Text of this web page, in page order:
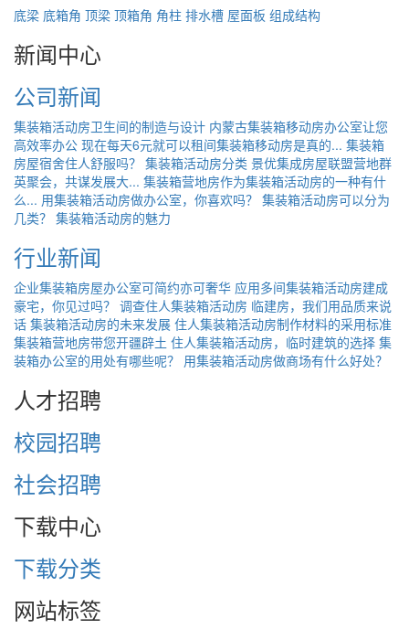
底梁 底箱角 顶梁 顶箱角 角柱 排水槽 屋面板 组成结构
新闻中心
公司新闻
集装箱活动房卫生间的制造与设计 内蒙古集装箱移动房办公室让您
高效率办公 现在每天6元就可以租间集装箱移动房是真的... 集装箱
房屋宿舍住人舒服吗？ 集装箱活动房分类 景优集成房屋联盟营地群
英聚会，共谋发展大... 集装箱营地房作为集装箱活动房的一种有什
么... 用集装箱活动房做办公室，你喜欢吗？ 集装箱活动房可以分为
几类？ 集装箱活动房的魅力
行业新闻
企业集装箱房屋办公室可简约亦可奢华 应用多间集装箱活动房建成
豪宅，你见过吗？ 调查住人集装箱活动房 临建房，我们用品质来说
话 集装箱活动房的未来发展 住人集装箱活动房制作材料的采用标准
集装箱营地房带您开疆辟土 住人集装箱活动房，临时建筑的选择 集
装箱办公室的用处有哪些呢？ 用集装箱活动房做商场有什么好处？
人才招聘
校园招聘
社会招聘
下载中心
下载分类
网站标签